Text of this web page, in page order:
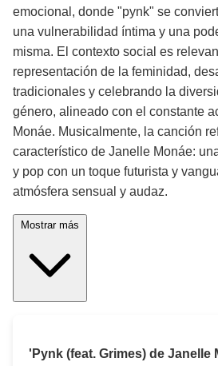
emocional, donde "pynk" se
una vulnerabilidad íntima y una
misma. El contexto social es
representación de la feminidad,
tradicionales y celebrando la
género, alineado con el constante
Monáe. Musicalmente, la canción
característico de Janelle Monáe:
y pop con un toque futurista y
atmósfera sensual y audaz.
'Pynk (feat. Grimes) de Janelle